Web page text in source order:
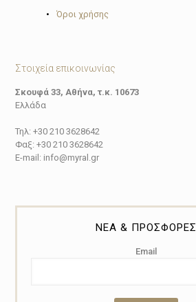
• Όροι χρήσης
Στοιχεία επικοινωνίας
Σκουφά 33, Αθήνα, τ.κ. 10673
Ελλάδα
Τηλ: +30 210 3628642
Φαξ: +30 210 3628642
E-mail: info@myral.gr
ΝΕΑ & ΠΡΟΣΦΟΡΕΣ
Email